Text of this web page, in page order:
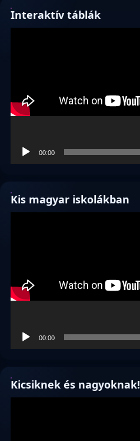
Interaktív táblák
00:00
Kis magyar iskolákban
00:00
Kicsiknek és nagyoknak!